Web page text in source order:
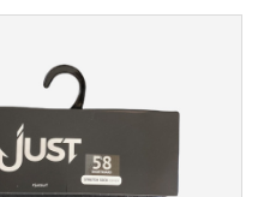
cover 10'0'' - Funda de